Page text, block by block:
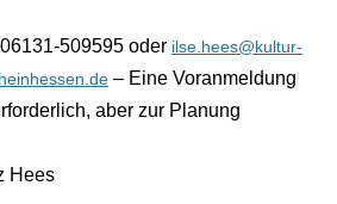
509595 oder ilse.hees@kultur-
– Eine Voranmeldung
aber zur Planung
Hees